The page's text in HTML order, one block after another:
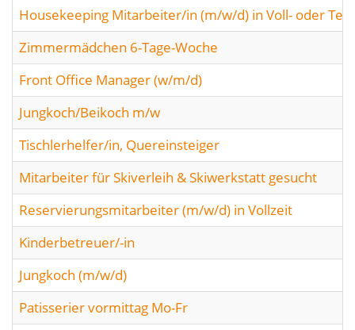
Housekeeping Mitarbeiter/in (m/w/d) in Voll- oder
Zimmermädchen 6-Tage-Woche
Front Office Manager (w/m/d)
Jungkoch/Beikoch m/w
Tischlerhelfer/in, Quereinsteiger
Mitarbeiter für Skiverleih & Skiwerkstatt gesucht
Reservierungsmitarbeiter (m/w/d) in Vollzeit
Kinderbetreuer/-in
Jungkoch (m/w/d)
Patisserier vormittag Mo-Fr